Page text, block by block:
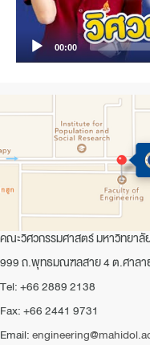
คณะวิศวกรรมศาสตร์ มหาวิทยา
999 ถ.พุทธมณฑลสาย 4 ต.ศาล
Tel: +66 2889 2138
Fax: +66 2441 9731
Email: